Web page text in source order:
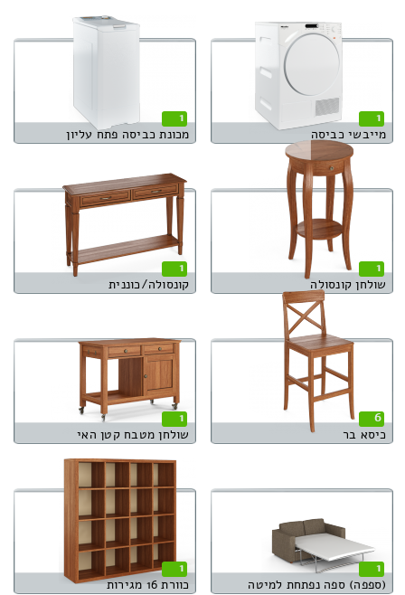
1
מייבשי כביסה
1
מכונת כביסה פתח עליון
1
שולחן קונסולה
1
קונסולה/כוננית
6
כיסא בר
1
שולחן מטבח קטן האי
1
(ספפה) ספה נפתחת למיטה
1
כוורת 16 מגירות